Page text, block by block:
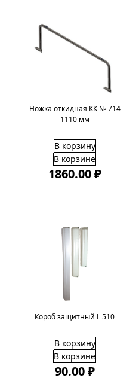
Ножка откидная КК № 714
1110 мм
В корзину
В корзине
1860.00 ₽
Короб защитный L 510
В корзину
В корзине
90.00 ₽